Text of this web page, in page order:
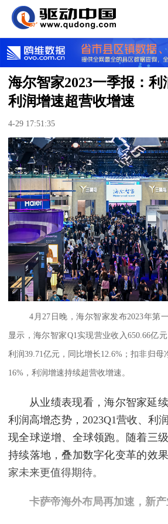
海尔智家2023一季报：利
利润增速超营收增速
4-29 17:51:35
4月27日晚，海尔智家发布2023年第
显示，海尔智家Q1实现营业收入650.66亿
利润39.71亿元，同比增长12.6%；扣非归母
16%，利润增速持续超营收增速。
从业绩表现看，海尔智家延续
利润高增态势，2023Q1营收、利
现全球逆增、全球领跑。随着三
持续落地，叠加数字化变革的效
家未来更值得期待。
卡萨帝海外布局再加速，新